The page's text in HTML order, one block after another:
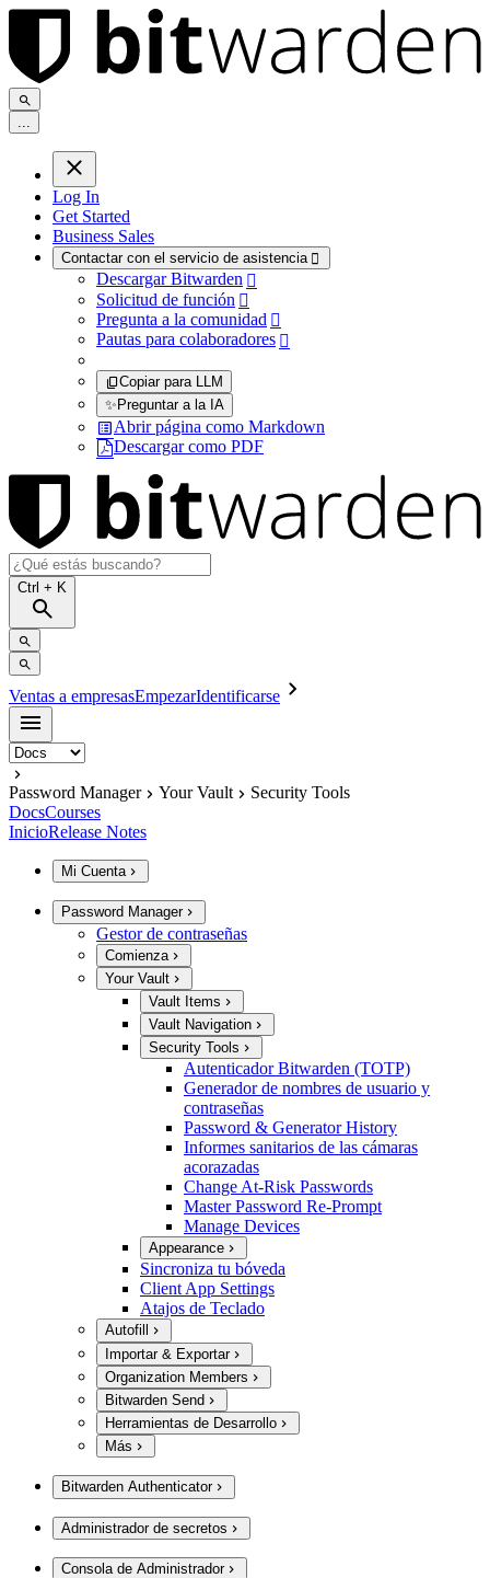
...
Log In
Get Started
Business Sales
Contactar con el servicio de asistencia 
Descargar Bitwarden 
Solicitud de función 
Pregunta a la comunidad 
Pautas para colaboradores 
Copiar para LLM
✨Preguntar a la IA
Abrir página como Markdown
Descargar como PDF
Ctrl + K
Ventas a empresasEmpezarIdentificarse
Password Manager Your Vault
Security Tools
DocsCourses
InicioRelease Notes
Mi Cuenta
Password Manager
Gestor de contraseñas
Comienza
Your Vault
Vault Items
Vault Navigation
Security Tools
Autenticador Bitwarden (TOTP)
Generador de nombres de usuario y
contraseñas
Password & Generator History
Informes sanitarios de las cámaras
acorazadas
Change At-Risk Passwords
Master Password Re-Prompt
Manage Devices
Appearance
Sincroniza tu bóveda
Client App Settings
Atajos de Teclado
Autofill
Importar & Exportar
Organization Members
Bitwarden Send
Herramientas de Desarrollo
Más
Bitwarden Authenticator
Administrador de secretos
Consola de Administrador